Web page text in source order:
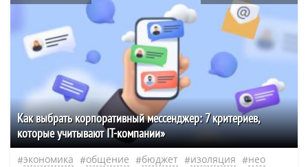
Как выбрать корпоративный мессенджер: 7 критериев,
которые учитывают IT-компании»
экономика общение бюджет изоляция нео